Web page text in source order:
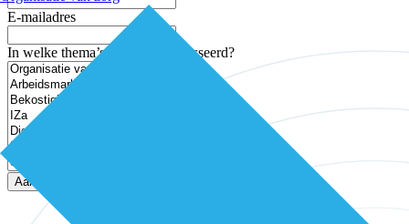
E-mailadres
In welke thema’s ben je geïnteresseerd?
Aanmelden